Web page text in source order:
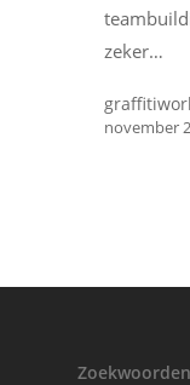
zeker…
november
Zoekwoorden